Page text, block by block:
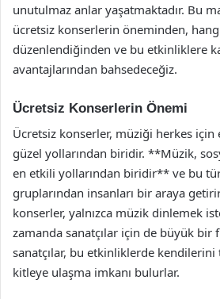
unutulmaz anlar yaşatmaktadır. Bu
ücretsiz konserlerin öneminden,
düzenlendiğinden ve bu etkinliklere
avantajlarından bahsedeceğiz.
Ücretsiz Konserlerin Önemi
Ücretsiz konserler, müziği herkes için
güzel yollarından biridir. **Müzik,
en etkili yollarından biridir** ve bu
gruplarından insanları bir araya
konserler, yalnızca müzik dinlemek
zamanda sanatçılar için de büyük bir
sanatçılar, bu etkinliklerde kendilerini
kitleye ulaşma imkanı bulurlar.